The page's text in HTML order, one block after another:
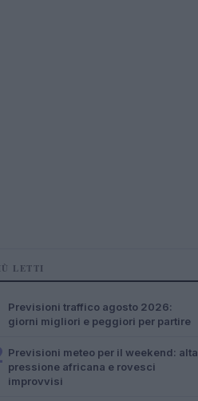
LETTI
Previsioni traffico agosto 2026:
giorni migliori e peggiori per partire
Previsioni meteo per il weekend: alta
pressione africana e rovesci
improvvisi